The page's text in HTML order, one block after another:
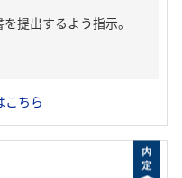
提出するよう指示。
こちら